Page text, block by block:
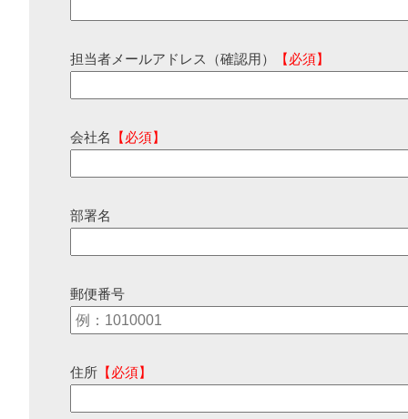
担当者メールアドレス（確認用） 【必須】
会社名 【必須】
部署名
郵便番号
住所 【必須】